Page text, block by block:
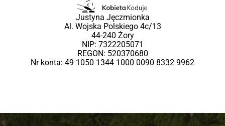
Justyna Jęczmionka
Al. Wojska Polskiego 4c/13
44-240 Żory
NIP: 7322205071
REGON: 520370680
Nr konta: 49 1050 1344 1000 0090 8332 9962